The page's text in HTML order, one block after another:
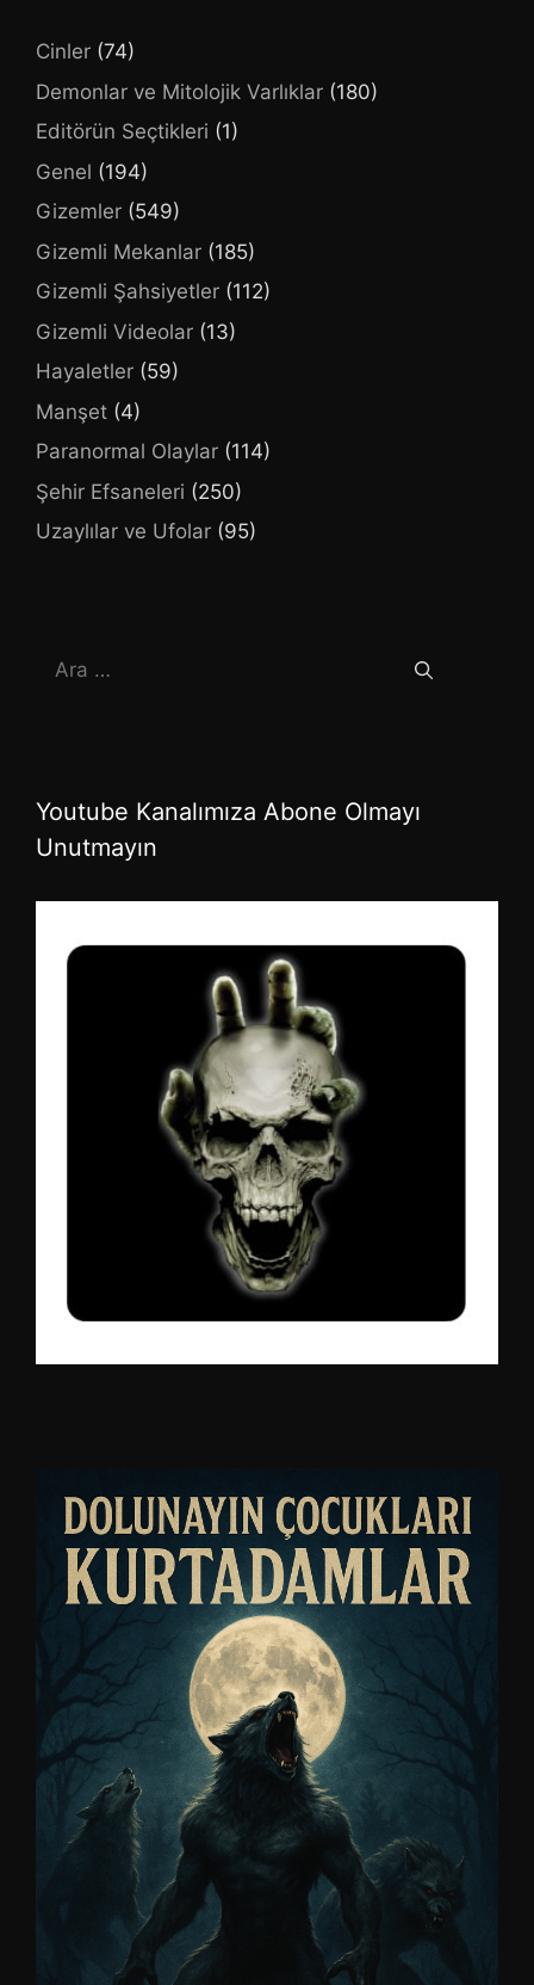
Cinler (74)
Demonlar ve Mitolojik Varlıklar (180)
Editörün Seçtikleri (1)
Genel (194)
Gizemler (549)
Gizemli Mekanlar (185)
Gizemli Şahsiyetler (112)
Gizemli Videolar (13)
Hayaletler (59)
Manşet (4)
Paranormal Olaylar (114)
Şehir Efsaneleri (250)
Uzaylılar ve Ufolar (95)
için
Youtube Kanalımıza Abone Olmayı
Unutmayın